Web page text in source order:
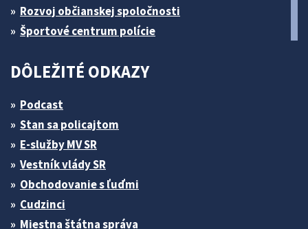
Rozvoj občianskej spoločnosti
Športové centrum polície
DÔLEŽITÉ ODKAZY
Podcast
Stan sa policajtom
E-služby MV SR
Vestník vlády SR
Obchodovanie s ľuďmi
Cudzinci
Miestna štátna správa